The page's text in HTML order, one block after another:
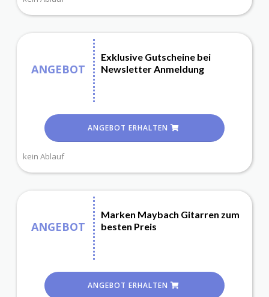
ANGEBOT
Exklusive Gutscheine bei
Newsletter Anmeldung
ANGEBOT ERHALTEN
kein Ablauf
ANGEBOT
Marken Maybach Gitarren zum
besten Preis
ANGEBOT ERHALTEN